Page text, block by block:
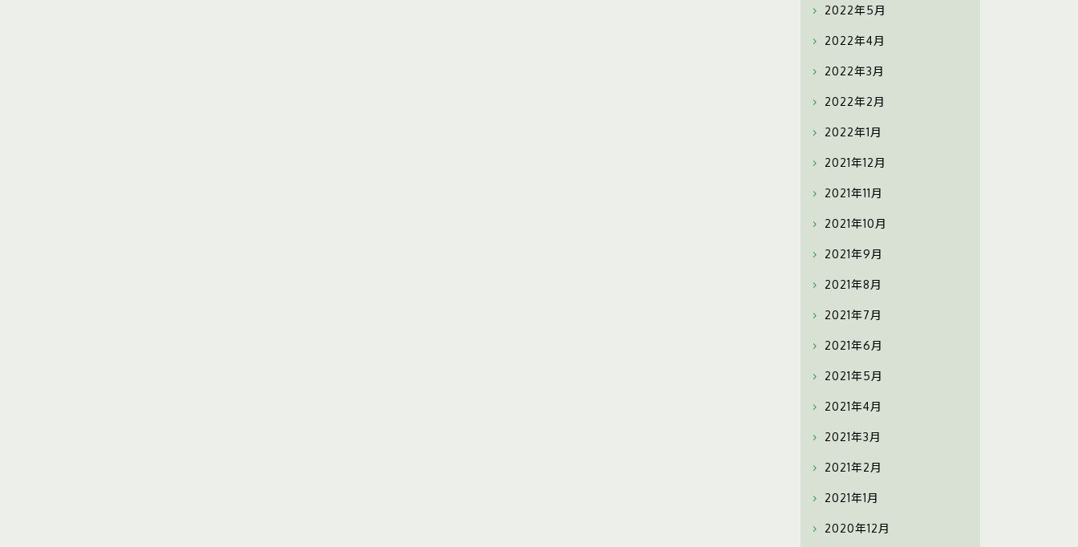
2022年5月
2022年4月
2022年3月
2022年2月
2022年1月
2021年12月
2021年11月
2021年10月
2021年9月
2021年8月
2021年7月
2021年6月
2021年5月
2021年4月
2021年3月
2021年2月
2021年1月
2020年12月